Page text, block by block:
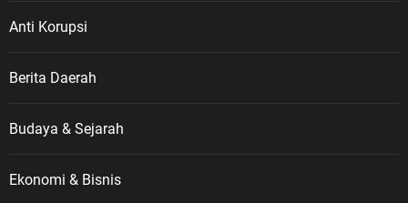
Anti Korupsi
Berita Daerah
Budaya & Sejarah
Ekonomi & Bisnis